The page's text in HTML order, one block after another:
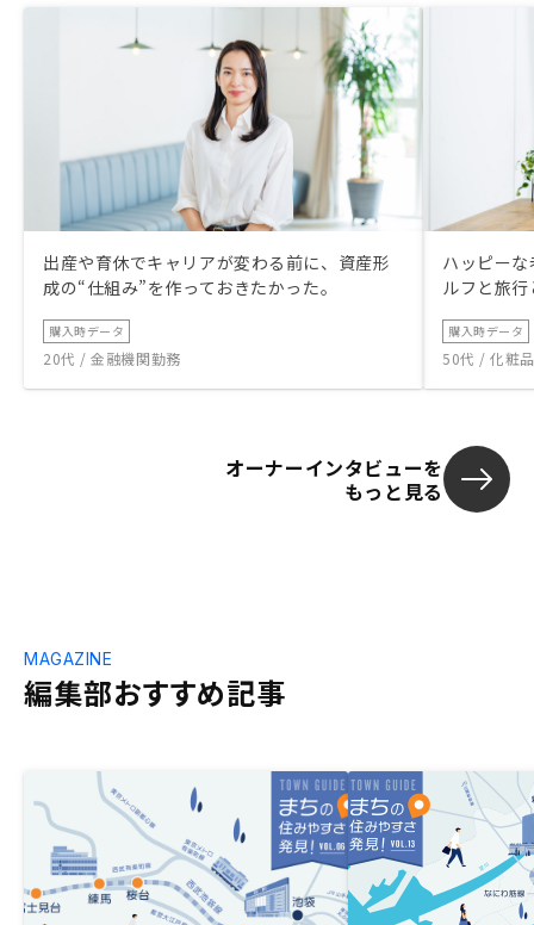
出産や育休でキャリアが変わる前に、資産形
成の“仕組み”を作っておきたかった。
購入時データ
20代 / 金融機関勤務
ハッピー
ルフと旅
購入時データ
50代 / 化粧
オーナーインタビューを
もっと見る
編集部おすすめ記事
MAGAZINE